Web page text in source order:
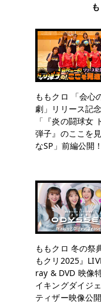
ももクロ 「会心
劇」リリース記念
「『炎の闘球女
弾子』のここを
なSP」前編公開！
ももクロ 冬の祭
もクリ2025』
ray & DVD 映像
イキングダイジ
ティザー映像公